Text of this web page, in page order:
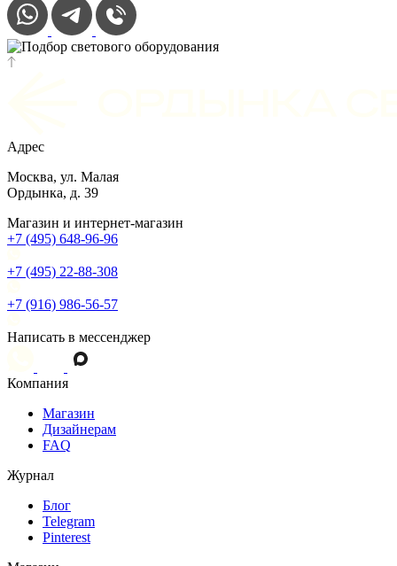
Адрес
Москва, ул. Малая
Ордынка, д. 39
Магазин и интернет-магазин
+7 (495) 648-96-96
+7 (495) 22-88-308
+7 (916) 986-56-57
Написать в мессенджер
Компания
Магазин
Дизайнерам
FAQ
Журнал
Блог
Telegram
Pinterest